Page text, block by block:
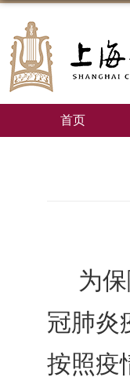
首页
为保
冠肺炎
按照疫